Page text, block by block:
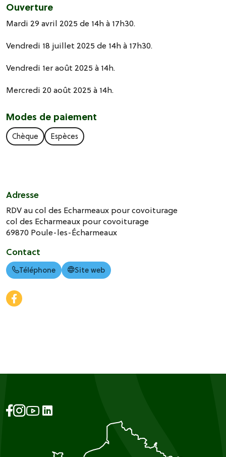
Ouverture
Mardi 29 avril 2025 de 14h à 17h30.
Vendredi 18 juillet 2025 de 14h à 17h30.
Vendredi 1er août 2025 à 14h.
Mercredi 20 août 2025 à 14h.
Modes de paiement
Chèque Espèces
Adresse
RDV au col des Echarmeaux pour covoiturage
col des Echarmeaux pour covoiturage
69870 Poule-les-Écharmeaux
Contact
Téléphone Site web